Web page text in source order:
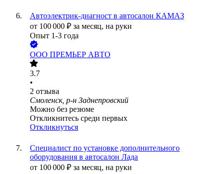
Автоэлектрик-диагност в автосалон КАМАЗ
от 100 000 ₽ за месяц, на руки
Опыт 1-3 года
ООО ПРЕМЬЕР АВТО
3.7
•
2 отзыва
Смоленск, р-н Заднепровский
Можно без резюме
Откликнитесь среди первых
Откликнуться
Специалист по установке дополнительного
оборудования в автосалон Лада
от 100 000 ₽ за месяц, на руки